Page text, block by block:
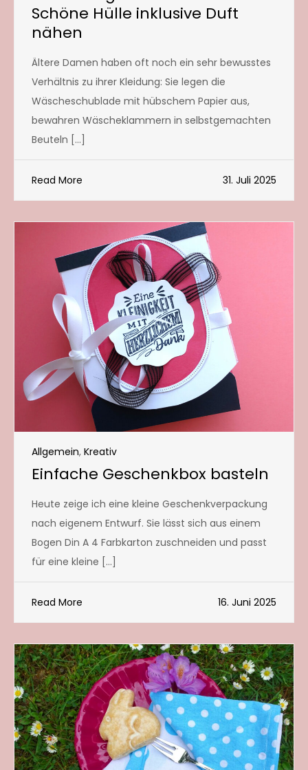
Schöne Hülle inklusive Duft
nähen
Ältere Damen haben oft noch ein sehr bewusstes
Verhältnis zu ihrer Kleidung: Sie legen die
Wäscheschublade mit hübschem Papier aus,
bewahren Wäscheklammern in selbstgemachten
Beuteln […]
Read More 31. Juli 2025
Allgemein, Kreativ
Einfache Geschenkbox basteln
Heute zeige ich eine kleine Geschenkverpackung
nach eigenem Entwurf. Sie lässt sich aus einem
Bogen Din A 4 Farbkarton zuschneiden und passt
für eine kleine […]
Read More 16. Juni 2025